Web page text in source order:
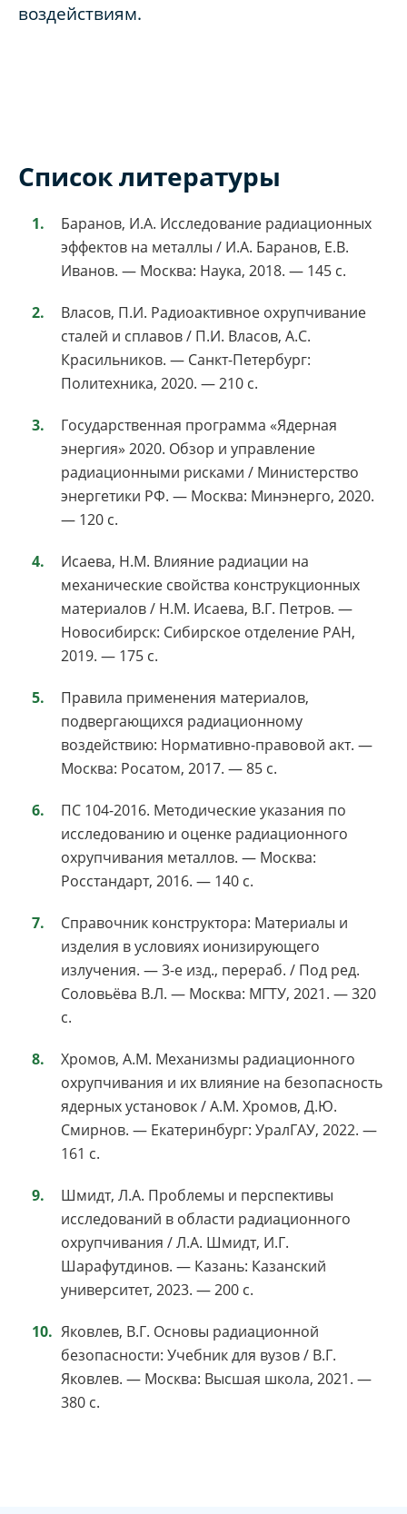
воздействиям.
Список литературы
Баранов, И.А. Исследование радиационных
эффектов на металлы / И.А. Баранов, Е.В.
Иванов. — Москва: Наука, 2018. — 145 с.
Власов, П.И. Радиоактивное охрупчивание
сталей и сплавов / П.И. Власов, А.С.
Красильников. — Санкт-Петербург:
Политехника, 2020. — 210 с.
Государственная программа «Ядерная
энергия» 2020. Обзор и управление
радиационными рисками / Министерство
энергетики РФ. — Москва: Минэнерго, 2020.
— 120 с.
Исаева, Н.М. Влияние радиации на
механические свойства конструкционных
материалов / Н.М. Исаева, В.Г. Петров. —
Новосибирск: Сибирское отделение РАН,
2019. — 175 с.
Правила применения материалов,
подвергающихся радиационному
воздействию: Нормативно-правовой акт. —
Москва: Росатом, 2017. — 85 с.
ПС 104-2016. Методические указания по
исследованию и оценке радиационного
охрупчивания металлов. — Москва:
Росстандарт, 2016. — 140 с.
Справочник конструктора: Материалы и
изделия в условиях ионизирующего
излучения. — 3-е изд., перераб. / Под ред.
Соловьёва В.Л. — Москва: МГТУ, 2021. — 320
с.
Хромов, А.М. Механизмы радиационного
охрупчивания и их влияние на безопасность
ядерных установок / А.М. Хромов, Д.Ю.
Смирнов. — Екатеринбург: УралГАУ, 2022. —
161 с.
Шмидт, Л.А. Проблемы и перспективы
исследований в области радиационного
охрупчивания / Л.А. Шмидт, И.Г.
Шарафутдинов. — Казань: Казанский
университет, 2023. — 200 с.
Яковлев, В.Г. Основы радиационной
безопасности: Учебник для вузов / В.Г.
Яковлев. — Москва: Высшая школа, 2021. —
380 с.